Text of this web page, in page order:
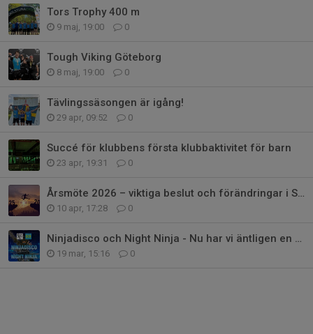
Tors Trophy 400 m
9 maj, 19:00 0
Tough Viking Göteborg
8 maj, 19:00 0
Tävlingssäsongen är igång!
29 apr, 09:52 0
Succé för klubbens första klubbaktivitet för barn
23 apr, 19:31 0
Årsmöte 2026 – viktiga beslut och förändringar i Sports Club OCR
10 apr, 17:28 0
Ninjadisco och Night Ninja - Nu har vi äntligen en klubbaktivitet för barn!
19 mar, 15:16 0